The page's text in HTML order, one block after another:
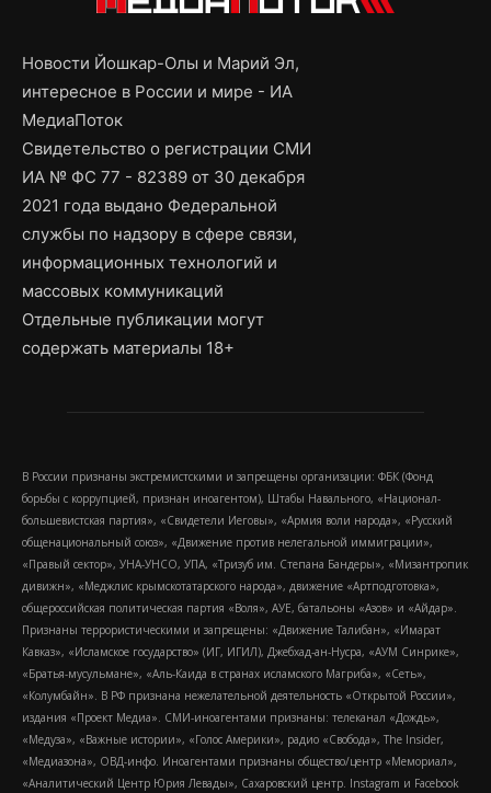
Новости Йошкар-Олы и Марий Эл,
интересное в России и мире - ИА
МедиаПоток
Свидетельство о регистрации СМИ
ИА № ФС 77 - 82389 от 30 декабря
2021 года выдано Федеральной
службы по надзору в сфере связи,
информационных технологий и
массовых коммуникаций
Отдельные публикации могут
содержать материалы 18+
В России признаны экстремистскими и запрещены организации: ФБК (Фонд
борьбы с коррупцией, признан иноагентом), Штабы Навального, «Национал-
большевистская партия», «Свидетели Иеговы», «Армия воли народа», «Русский
общенациональный союз», «Движение против нелегальной иммиграции»,
«Правый сектор», УНА-УНСО, УПА, «Тризуб им. Степана Бандеры», «Мизантропик
дивижн», «Меджлис крымскотатарского народа», движение «Артподготовка»,
общероссийская политическая партия «Воля», АУЕ, батальоны «Азов» и «Айдар».
Признаны террористическими и запрещены: «Движение Талибан», «Имарат
Кавказ», «Исламское государство» (ИГ, ИГИЛ), Джебхад-ан-Нусра, «АУМ Синрике»,
«Братья-мусульмане», «Аль-Каида в странах исламского Магриба», «Сеть»,
«Колумбайн». В РФ признана нежелательной деятельность «Открытой России»,
издания «Проект Медиа». СМИ-иноагентами признаны: телеканал «Дождь»,
«Медуза», «Важные истории», «Голос Америки», радио «Свобода», The Insider,
«Медиазона», ОВД-инфо. Иноагентами признаны общество/центр «Мемориал»,
«Аналитический Центр Юрия Левады», Сахаровский центр. Instagram и Facebook